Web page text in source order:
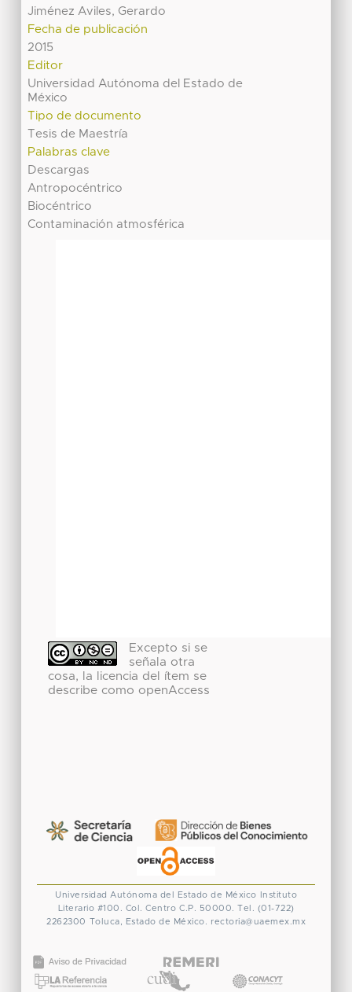
Jiménez Aviles, Gerardo
Fecha de publicación
2015
Editor
Universidad Autónoma del Estado de
México
Tipo de documento
Tesis de Maestría
Palabras clave
Descargas
Antropocéntrico
Biocéntrico
Contaminación atmosférica
Excepto si se
señala otra
cosa, la licencia del ítem se
describe como openAccess
Universidad Autónoma del Estado de México
Instituto
Literario #100. Col. Centro C.P. 50000. Tel. (01-722)
2262300
Toluca, Estado de México. rectoria@uaemex.mx